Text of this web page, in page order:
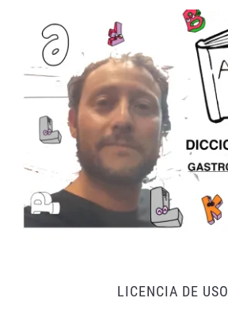
LICENCIA DE USO